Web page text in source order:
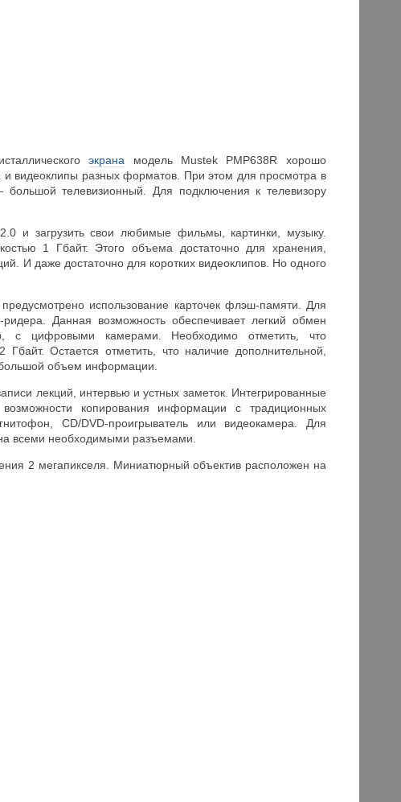
экрана модель Mustek PMP638R хорошо
видеоклипы разных форматов. При этом для просмотра в
телевизионный. Для подключения к телевизору
и загрузить свои любимые фильмы, картинки, музыку.
1 Гбайт. Этого объема достаточно для хранения,
И даже достаточно для коротких видеоклипов. Но одного
использование карточек флэш-памяти. Для
Данная возможность обеспечивает легкий обмен
с цифровыми камерами. Необходимо отметить, что
Остается отметить, что наличие дополнительной,
большой объем информации.
лекций, интервью и устных заметок. Интегрированные
копирования информации с традиционных
CD/DVD-проигрыватель или видеокамера. Для
всеми необходимыми разъемами.
2 мегапикселя. Миниатюрный объектив расположен на